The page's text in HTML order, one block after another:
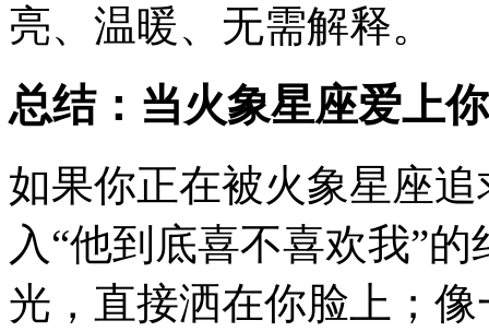
亮、温暖、无需解释。
总结：当火象星座爱上
如果你正在被火象星座
入“他到底喜不喜欢我”
光，直接洒在你脸上；